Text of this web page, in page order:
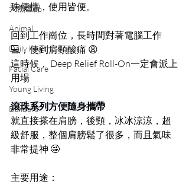
天然產品
Animal
Daily healthy drinks
Facial Care
Young Living
Builders
珠便攜，使用皆便。
回到工作崗位，長時間對著電腦工作
💻，使到肩頸酸痛 😩
這時候， Deep Relief Roll-On一定會派上
用場
滾珠系列方便隨身攜帶
就直接搽在肩膀，後頸，冰冰涼涼，超
級舒服，整個肩膀鬆了很多，而且氣味
非常提神 🤩
主要用途：